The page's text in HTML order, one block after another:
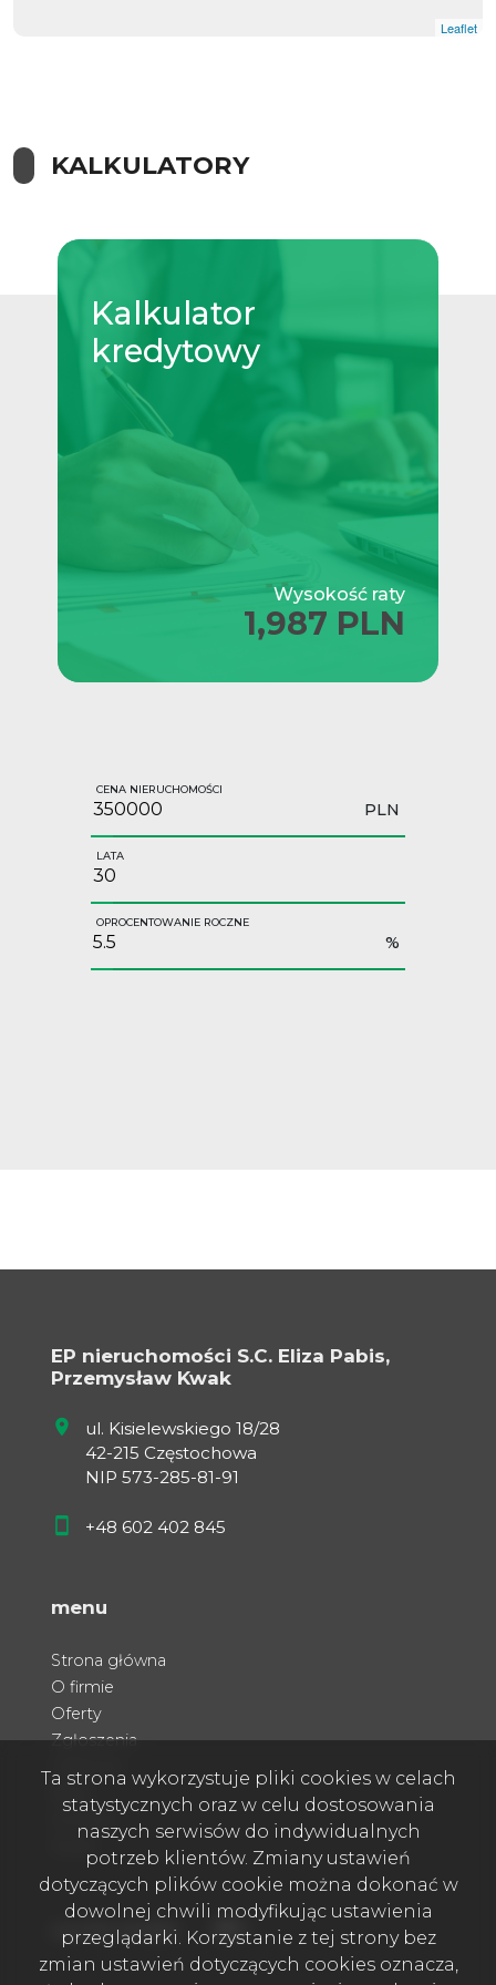
Leaflet
KALKULATORY
Kalkulator
kredytowy
Wysokość raty
1,987 PLN
CENA NIERUCHOMOŚCI
PLN
LATA
OPROCENTOWANIE ROCZNE
%
EP nieruchomości S.C. Eliza Pabis,
Przemysław Kwak
ul. Kisielewskiego 18/28
42-215 Częstochowa
NIP 573-285-81-91
+48 602 402 845
menu
Strona główna
O firmie
Oferty
Zgłoszenia
Kontakt
social media Facebook
Facebook
Ta strona wykorzystuje pliki cookies w celach
statystycznych oraz w celu dostosowania
naszych serwisów do indywidualnych
potrzeb klientów. Zmiany ustawień
dotyczących plików cookie można dokonać w
dowolnej chwili modyfikując ustawienia
przeglądarki. Korzystanie z tej strony bez
zmian ustawień dotyczących cookies oznacza,